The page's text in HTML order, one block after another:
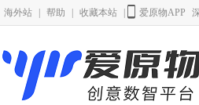
海外站 帮助 收藏本站 爱原物APP